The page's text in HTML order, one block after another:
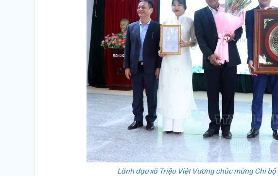
Lãnh đạo xã Triệu Việt Vương chúc mừng Chi